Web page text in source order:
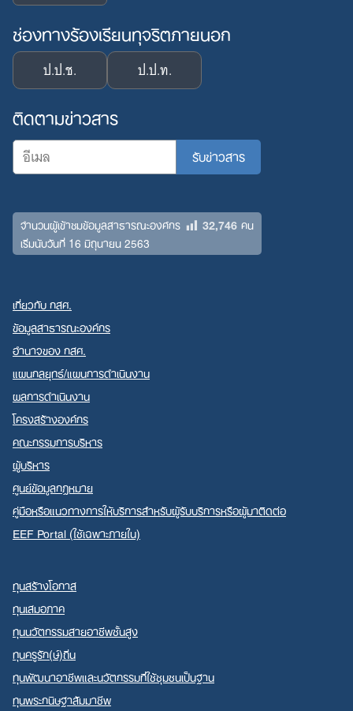
ช่องทางร้องเรียนทุจริตภายนอก
ป.ป.ช. ป.ป.ท.
ติดตามข่าวสาร
จำนวนผู้เข้าชมข้อมูลสาธารณะองค์กร 32,746คน
เริ่มนับวันที่ 16 มิถุนายน 2563
เกี่ยวกับ กสศ.
ข้อมูลสาธารณะองค์กร
อำนาจของ กสศ.
แผนกลยุทธ์/แผนการดำเนินงาน
ผลการดำเนินงาน
โครงสร้างองค์กร
คณะกรรมการบริหาร
ผู้บริหาร
ศูนย์ข้อมูลกฎหมาย
คู่มือหรือแนวทางการให้บริการสำหรับผู้รับบริการหรือผู้มาติดต่อ
EEF Portal (ใช้เฉพาะภายใน)
ทุนสร้างโอกาส
ทุนเสมอภาค
ทุนนวัตกรรมสายอาชีพชั้นสูง
ทุนครูรัก(ษ์)ถิ่น
ทุนพัฒนาอาชีพและนวัตกรรมที่ใช้ชุมชนเป็นฐาน
ทุนพระกนิษฐาสัมมาชีพ